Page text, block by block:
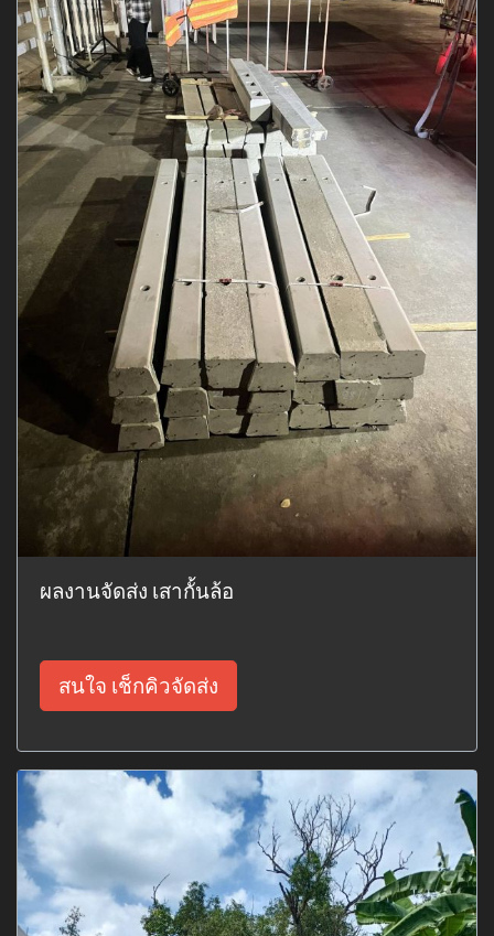
ผลงานจัดส่ง เสากั้นล้อ
สนใจ เช็กคิวจัดส่ง